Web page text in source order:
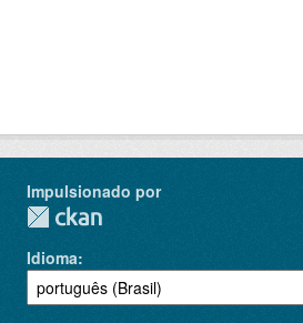
Impulsionado por
Idioma